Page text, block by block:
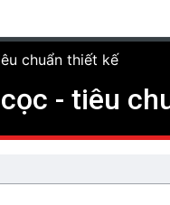
chuẩn thiết kế
- tiêu